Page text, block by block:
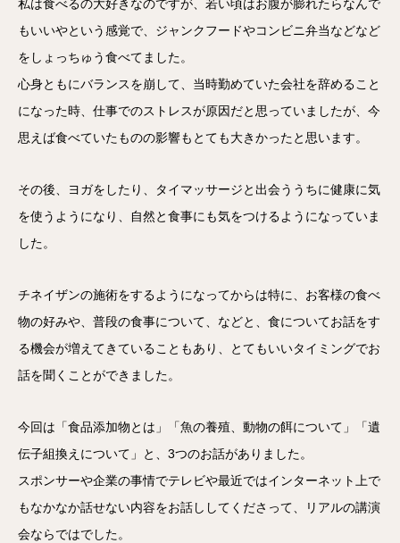
私は食べるの大好きなのですが、若い頃はお腹が膨れたらなんで
もいいやという感覚で、ジャンクフードやコンビニ弁当などなど
をしょっちゅう食べてました。
心身ともにバランスを崩して、当時勤めていた会社を辞めること
になった時、仕事でのストレスが原因だと思っていましたが、今
思えば食べていたものの影響もとても大きかったと思います。
その後、ヨガをしたり、タイマッサージと出会ううちに健康に気
を使うようになり、自然と食事にも気をつけるようになっていま
した。
チネイザンの施術をするようになってからは特に、お客様の食べ
物の好みや、普段の食事について、などと、食についてお話をす
る機会が増えてきていることもあり、とてもいいタイミングでお
話を聞くことができました。
今回は「食品添加物とは」「魚の養殖、動物の餌について」「遺
伝子組換えについて」と、3つのお話がありました。
スポンサーや企業の事情でテレビや最近ではインターネット上で
もなかなか話せない内容をお話ししてくださって、リアルの講演
会ならではでした。